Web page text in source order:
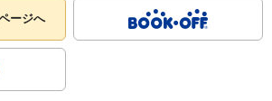
ージへ